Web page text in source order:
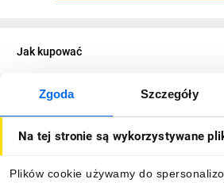
Zgoda Szczegóły
Na tej stronie są wykorzystywane
Plików cookie używamy do
Jak kupować
O firmie